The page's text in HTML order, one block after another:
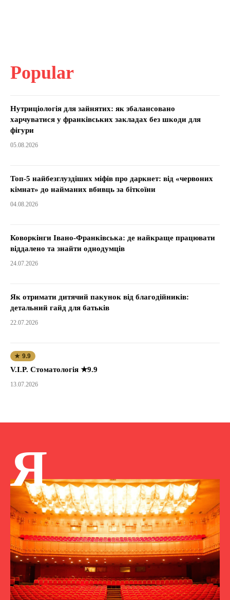
Popular
Нутриціологія для зайнятих: як збалансовано
харчуватися у франківських закладах без шкоди для
фігури
05.08.2026
Топ-5 найбезглуздіших міфів про даркнет: від «червоних
кімнат» до найманих вбивць за біткоїни
04.08.2026
Коворкінги Івано-Франківська: де найкраще працювати
віддалено та знайти однодумців
24.07.2026
Як отримати дитячий пакунок від благодійників:
детальний гайд для батьків
22.07.2026
★ 9.9
V.I.P. Стоматологія ★9.9
13.07.2026
Я